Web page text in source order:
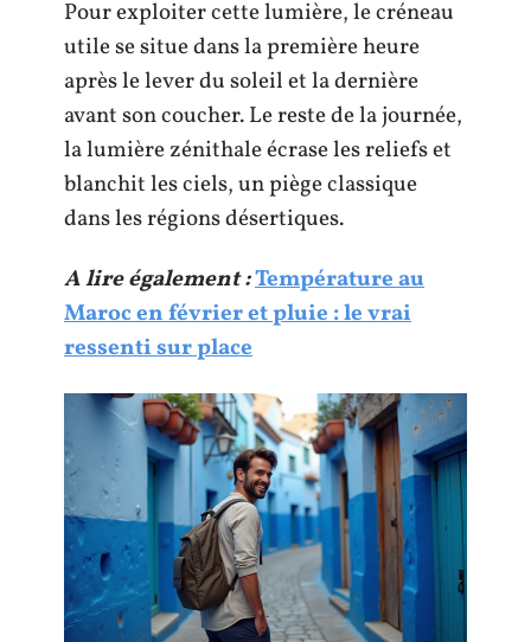
Pour exploiter cette lumière, le créneau
utile se situe dans la première heure
après le lever du soleil et la dernière
avant son coucher. Le reste de la journée,
la lumière zénithale écrase les reliefs et
blanchit les ciels, un piège classique
dans les régions désertiques.
A lire également :Température au
Maroc en février et pluie : le vrai
ressenti sur place